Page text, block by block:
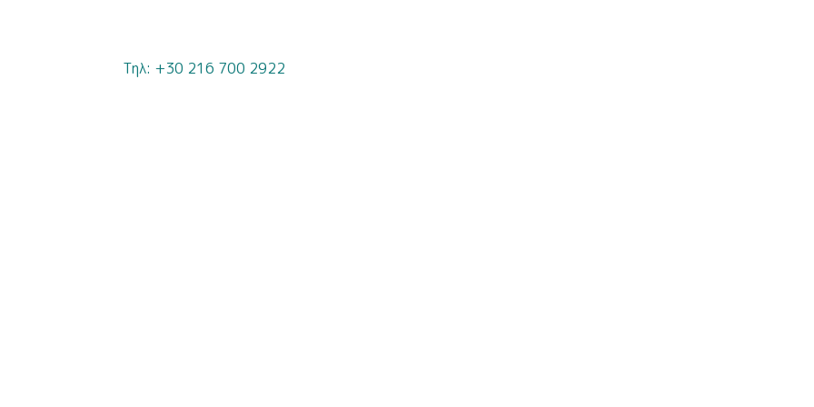
Τηλ: +30 216 700 2922